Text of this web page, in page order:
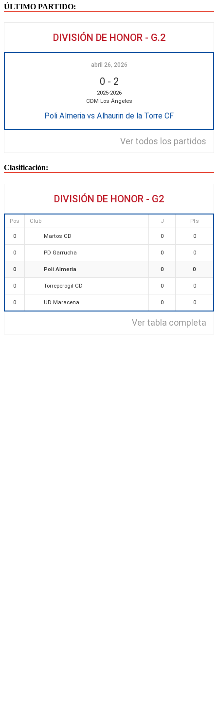
ÚLTIMO PARTIDO:
DIVISIÓN DE HONOR - G.2
abril 26, 2026
0 - 2
2025-2026
CDM Los Ángeles
Poli Almeria vs Alhaurin de la Torre CF
Ver todos los partidos
Clasificación:
DIVISIÓN DE HONOR - G2
Pos Club J Pts
0 Martos CD 0 0
0 PD Garrucha 0 0
0 Poli Almeria 0 0
0 Torreperogil CD 0 0
0 UD Maracena 0 0
Ver tabla completa